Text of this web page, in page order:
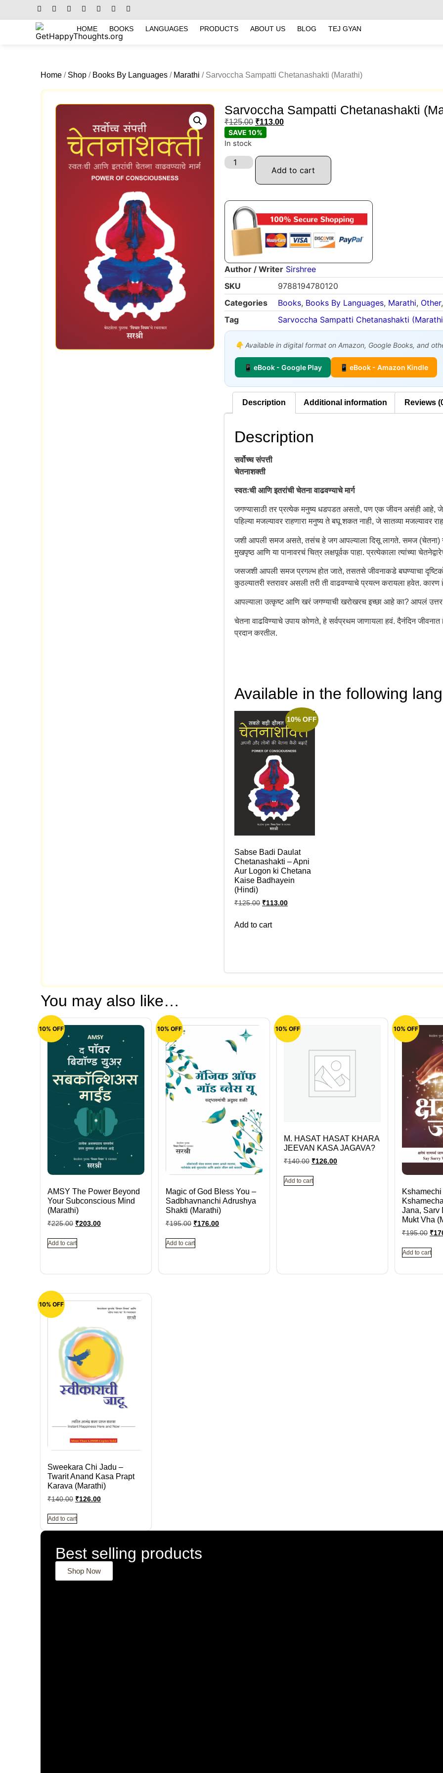
HOME BOOKS LANGUAGES PRODUCTS ABOUT US BLOG TEJ GYAN
Home / Shop / Books By Languages / Marathi / Sarvoccha Sampatti Chetanashakti (Marathi)
Sarvoccha Sampatti Chetanashakti
₹125.00 ₹113.00
SAVE 10%
In stock
Add to cart
Author / Writer Sirshree
SKU
9788194780120
Categories
Books, Books By Languages, Marathi, Other,
Tag
Sarvoccha Sampatti Chetanashakti
👇 Available in digital format on Amazon, Google Books, and
📱 eBook - Google Play 📱 eBook - Amazon Kindle
Description Additional information Reviews
Description
सर्वोच्च संपत्ती
चेतनाशक्ती
स्वतःची आणि इतरांची चेतना वाढवण्याचे मार्ग
जगण्यासाठी तर प्रत्येक मनुष्य धडपडत असतो, पण एक जीवन असंही आहे,
पहिल्या मजल्यावर राहणारा मनुष्य ते बघू शकत नाही, जे सातव्या मजल्यावर
जशी आपली समज असते, तसंच हे जग आपल्याला दिसू लागते. समज (चेतना)
मुखपृष्ठ आणि या पानावरचं चित्र लक्षपूर्वक पाहा. प्रत्येकाला त्यांच्या
जसजशी आपली समज प्रगल्भ होत जाते, तसतसे जीवनाकडे बघण्याचा
कुठल्यातरी स्तरावर असली तरी ती वाढवण्याचे प्रयत्न करायला हवेत.
आपल्याला उत्कृष्ट आणि खरं जगण्याची खरोखरच इच्छा आहे का? आपलं
चेतना वाढविण्याचे उपाय कोणते, हे सर्वप्रथम जाणायला हवं. दैनंंदिन
प्रदान करतील.
Available in the following
10% OFF
Sabse Badi Daulat
Chetanashakti – Apni
Aur Logon ki Chetana
Kaise Badhayein
(Hindi)
₹125.00 ₹113.00
Add to cart
You may also like…
10% OFF
AMSY The Power Beyond
Your Subconscious Mind
(Marathi)
₹225.00 ₹203.00
Add to cart
10% OFF
Magic of God Bless You –
Sadbhavnanchi Adrushya
Shakti (Marathi)
₹195.00 ₹176.00
Add to cart
10% OFF
M. HASAT HASAT KHARA
JEEVAN KASA JAGAVA?
₹140.00 ₹126.00
Add to cart
10% OFF
Jana, Sarv
Mukt Vha
₹195.00 ₹
Add to cart
10% OFF
Sweekara Chi Jadu –
Twarit Anand Kasa Prapt
Karava (Marathi)
₹140.00 ₹126.00
Add to cart
Best selling products
Shop Now